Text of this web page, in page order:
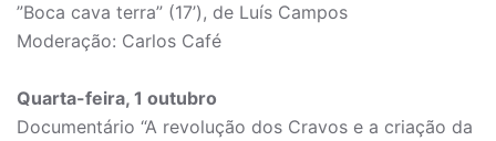
”Boca cava terra” (17’), de Luís Campos
Moderação: Carlos Café
Quarta-feira, 1 outubro
Documentário “A revolução dos Cravos e a criação da